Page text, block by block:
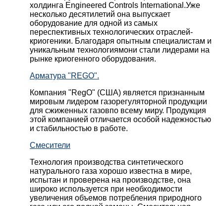
холдинга Engineered Controls International.Уже
несколько десятилетий она выпускает
оборудование для одной из самых
переспективных технологических отраслей-
криогеники. Благодаря опытным специалистам и
уникальным технологиямони стали лидерами на
рынке криогенного оборудования.
Арматура "REGO".
Компания "RegO" (США) является признанным
мировым лидером газорегуляторной продукции
для сжиженных газовпо всему миру. Продукция
этой компанией отличается особой надежностью
и стабильностью в работе.
Смесители
Технология производства синтетического
натурального газа хорошо известна в мире,
испытан и проверена на производстве, она
широко используется при необходимости
увеличения объемов потребления природного